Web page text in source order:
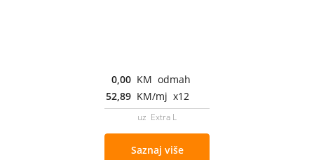
0,00 KM odmah
52,89 KM/mj x12
uz Extra L
Saznaj više